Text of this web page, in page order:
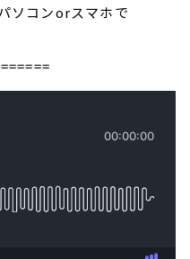
ソコンorスマホで